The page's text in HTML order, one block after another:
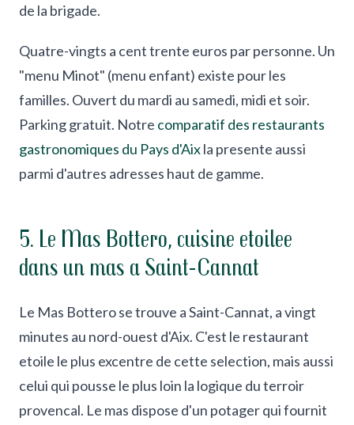
de la brigade.
Quatre-vingts a cent trente euros par personne. Un
"menu Minot" (menu enfant) existe pour les
familles. Ouvert du mardi au samedi, midi et soir.
Parking gratuit. Notre comparatif des restaurants
gastronomiques du Pays d'Aixla presente aussi
parmi d'autres adresses haut de gamme.
5. Le Mas Bottero, cuisine etoilee
dans un mas a Saint-Cannat
Le Mas Bottero se trouve a Saint-Cannat, a vingt
minutes au nord-ouest d'Aix. C'est le restaurant
etoile le plus excentre de cette selection, mais aussi
celui qui pousse le plus loin la logique du terroir
provencal. Le mas dispose d'un potager qui fournit